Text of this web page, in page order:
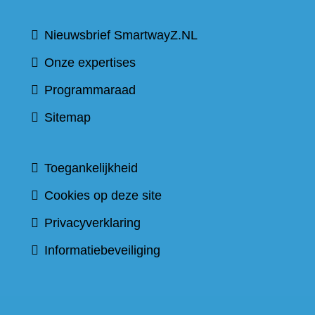
Nieuwsbrief SmartwayZ.NL
Onze expertises
Programmaraad
Sitemap
Toegankelijkheid
Cookies op deze site
Privacyverklaring
Informatiebeveiliging